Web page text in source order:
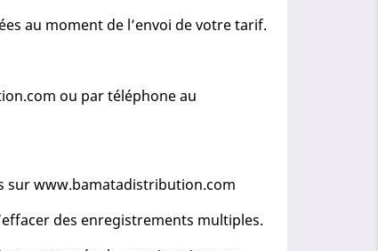
au moment de l’envoi de votre tarif.
ou par téléphone au
sur www.bamatadistribution.com
des enregistrements multiples.